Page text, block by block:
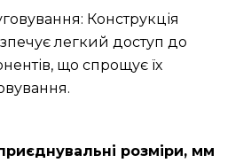
Конструкція
легкий доступ до
що спрощує їх
розміри, мм